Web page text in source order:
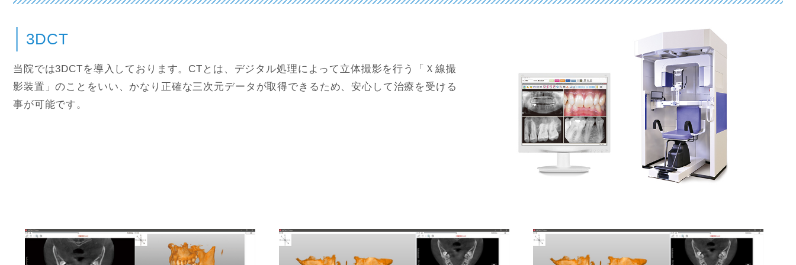
3DCT
当院では3DCTを導入しております。CTとは、デジタル処理によって立体撮影を行う「Ｘ線撮
影装置」のことをいい、かなり正確な三次元データが取得できるため、安心して治療を受ける
事が可能です。